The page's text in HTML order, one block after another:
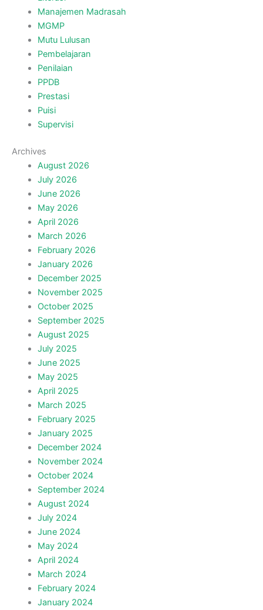
Manajemen Madrasah
MGMP
Mutu Lulusan
Pembelajaran
Penilaian
PPDB
Prestasi
Puisi
Supervisi
Archives
August 2026
July 2026
June 2026
May 2026
April 2026
March 2026
February 2026
January 2026
December 2025
November 2025
October 2025
September 2025
August 2025
July 2025
June 2025
May 2025
April 2025
March 2025
February 2025
January 2025
December 2024
November 2024
October 2024
September 2024
August 2024
July 2024
June 2024
May 2024
April 2024
March 2024
February 2024
January 2024